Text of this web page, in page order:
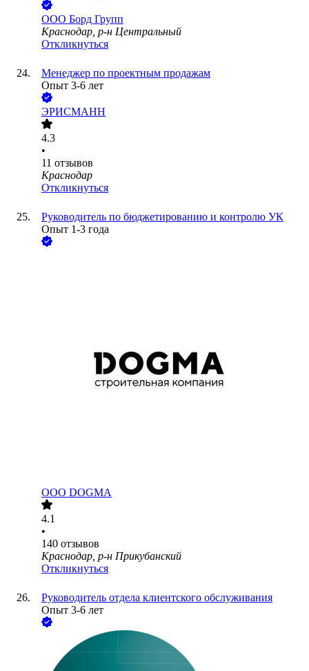
ООО Борд Групп
Краснодар, р-н Центральный
Откликнуться
Менеджер по проектным продажам
Опыт 3-6 лет
ЭРИСМАНН
4.3
•
11 отзывов
Краснодар
Откликнуться
Руководитель по бюджетированию и контролю УК
Опыт 1-3 года
ООО DOGMA
4.1
•
140 отзывов
Краснодар, р-н Прикубанский
Откликнуться
Руководитель отдела клиентского обслуживания
Опыт 3-6 лет